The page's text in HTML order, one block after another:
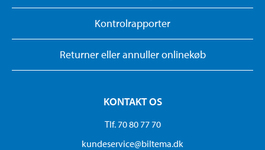
Kontrolrapporter
Returner eller annuller onlinekøb
KONTAKT OS
Tlf. 70 80 77 70
kundeservice@biltema.dk